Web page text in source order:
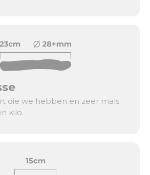
die we hebben en zeer mals.
kilo.